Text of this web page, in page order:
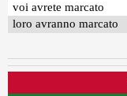
voi avrete marcato
loro avranno marcato